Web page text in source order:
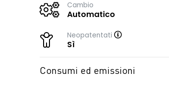
Cambio
Automatico
Neopatentati
Sì
Consumi ed emissioni